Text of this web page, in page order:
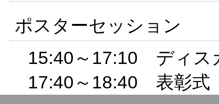
ポスターセッション
15:40～17:10 ディス
17:40～18:40 表彰式